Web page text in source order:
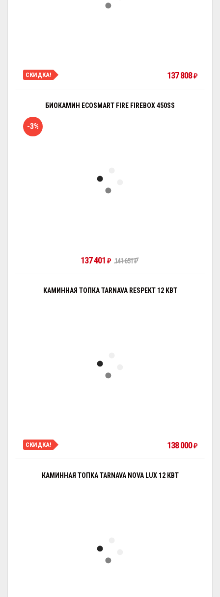
СКИДКА! 137 808₽
БИОКАМИН ECOSMART FIRE FIREBOX 450SS
-3%
137 401 ₽ 141 651₽
КАМИННАЯ ТОПКА TARNAVA RESPEKT 12 КВТ
СКИДКА! 138 000₽
КАМИННАЯ ТОПКА TARNAVA NOVA LUX 12 КВТ